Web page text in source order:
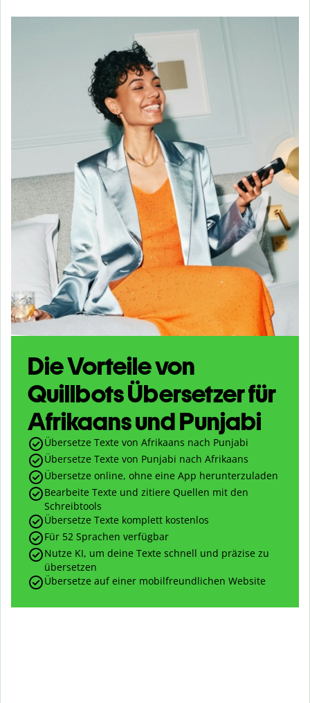
Die Vorteile von
Quillbots Übersetzer für
Afrikaans und Punjabi
Übersetze Texte von Afrikaans nach Punjabi
Übersetze Texte von Punjabi nach Afrikaans
Übersetze online, ohne eine App herunterzuladen
Bearbeite Texte und zitiere Quellen mit den
Schreibtools
Übersetze Texte komplett kostenlos
Für 52 Sprachen verfügbar
Nutze KI, um deine Texte schnell und präzise zu
übersetzen
Übersetze auf einer mobilfreundlichen Website